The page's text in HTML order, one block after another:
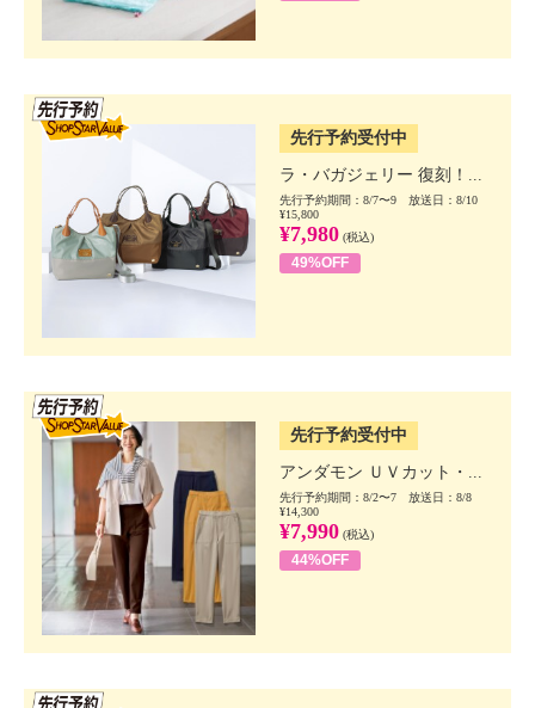
先行予約受付中
ラ・バガジェリー 復刻！...
先行予約期間：8/7〜9 放送日：8/10
¥15,800
¥7,980 (税込)
49%OFF
先行予約受付中
アンダモン ＵＶカット・...
先行予約期間：8/2〜7 放送日：8/8
¥14,300
¥7,990 (税込)
44%OFF